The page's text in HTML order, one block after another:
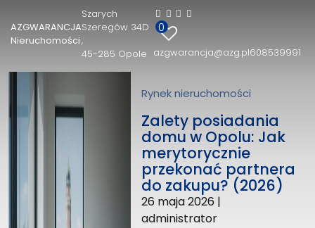
AZGWARANCJA
Nieruchomości
Szarych
Szeregów 34D
45-285 Opole
0
azgwarancja@azg.pl608539991
AZGWARANCJA Nieruchomości
Szarych Szeregów 34D
45-285 Opole
azgwarancja@azg.pl
Rynek nieruchomości
Zalety posiadania
domu w Opolu: Jak
merytorycznie
przekonać partnera
do zakupu? (2026)
26 maja 2026 |
administrator